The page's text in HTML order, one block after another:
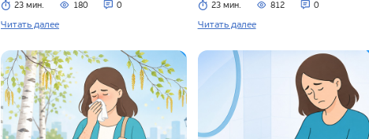
23 мин. 180 0
Читать далее
23 мин. 812 0
Читать далее